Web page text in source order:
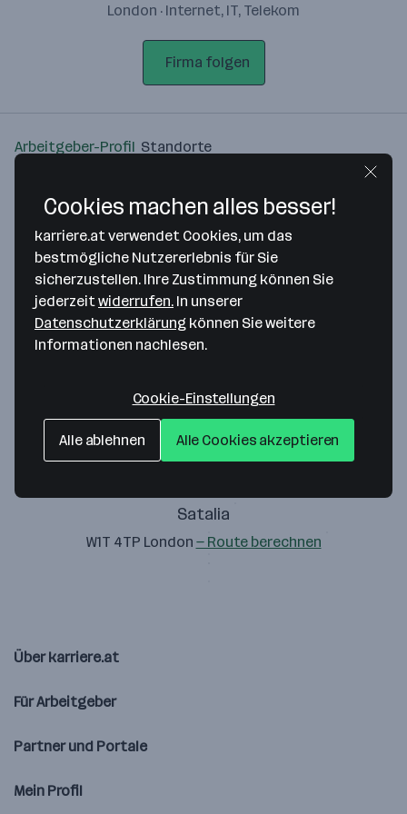
London · Internet, IT, Telekom
Firma folgen
Arbeitgeber-Profil Standorte
Bitte stimme unseren Cookie-
Richtlinien zu, um diese Karte
anzuzeigen.
Satalia
W1T 4TP London — Route berechnen
Über karriere.at
Für Arbeitgeber
Partner und Portale
Mein Profil
Cookies machen alles besser!
karriere.at verwendet Cookies, um das
bestmögliche Nutzererlebnis für Sie
sicherzustellen. Ihre Zustimmung können Sie
jederzeitwiderrufen. In unserer
Datenschutzerklärung können Sie weitere
Informationen nachlesen.
Cookie-Einstellungen
Alle ablehnen Alle Cookies akzeptieren